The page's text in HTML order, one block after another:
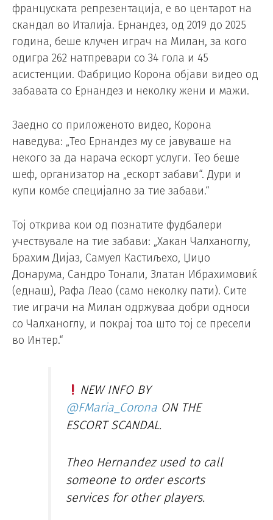
француската репрезентација, е во центарот на
скандал во Италија. Ернандез, од 2019 до 2025
година, беше клучен играч на Милан, за кого
одигра 262 натпревари со 34 гола и 45
асистенции. Фабрицио Корона објави видео од
забавата со Ернандез и неколку жени и мажи.
Заедно со приложеното видео, Корона
наведува: „Тео Ернандез му се јавуваше на
некого за да нарача ескорт услуги. Тео беше
шеф, организатор на „ескорт забави“. Дури и
купи комбе специјално за тие забави.“
Тој открива кои од познатите фудбалери
учествувале на тие забави: „Хакан Чалханоглу,
Брахим Дијаз, Самуел Кастиљехо, Џиџо
Донарума, Сандро Тонали, Златан Ибрахимовиќ
(еднаш), Рафа Леао (само неколку пати). Сите
тие играчи на Милан одржуваа добри односи
со Чалханоглу, и покрај тоа што тој се пресели
во Интер.“
NEW INFO BY
@FMaria_Corona ON THE
ESCORT SCANDAL.
Theo Hernandez used to call
someone to order escorts
services for other players.